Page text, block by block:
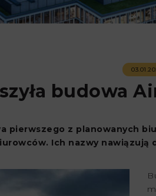
budowa
pierwszego z planowanych
Ich nazwy